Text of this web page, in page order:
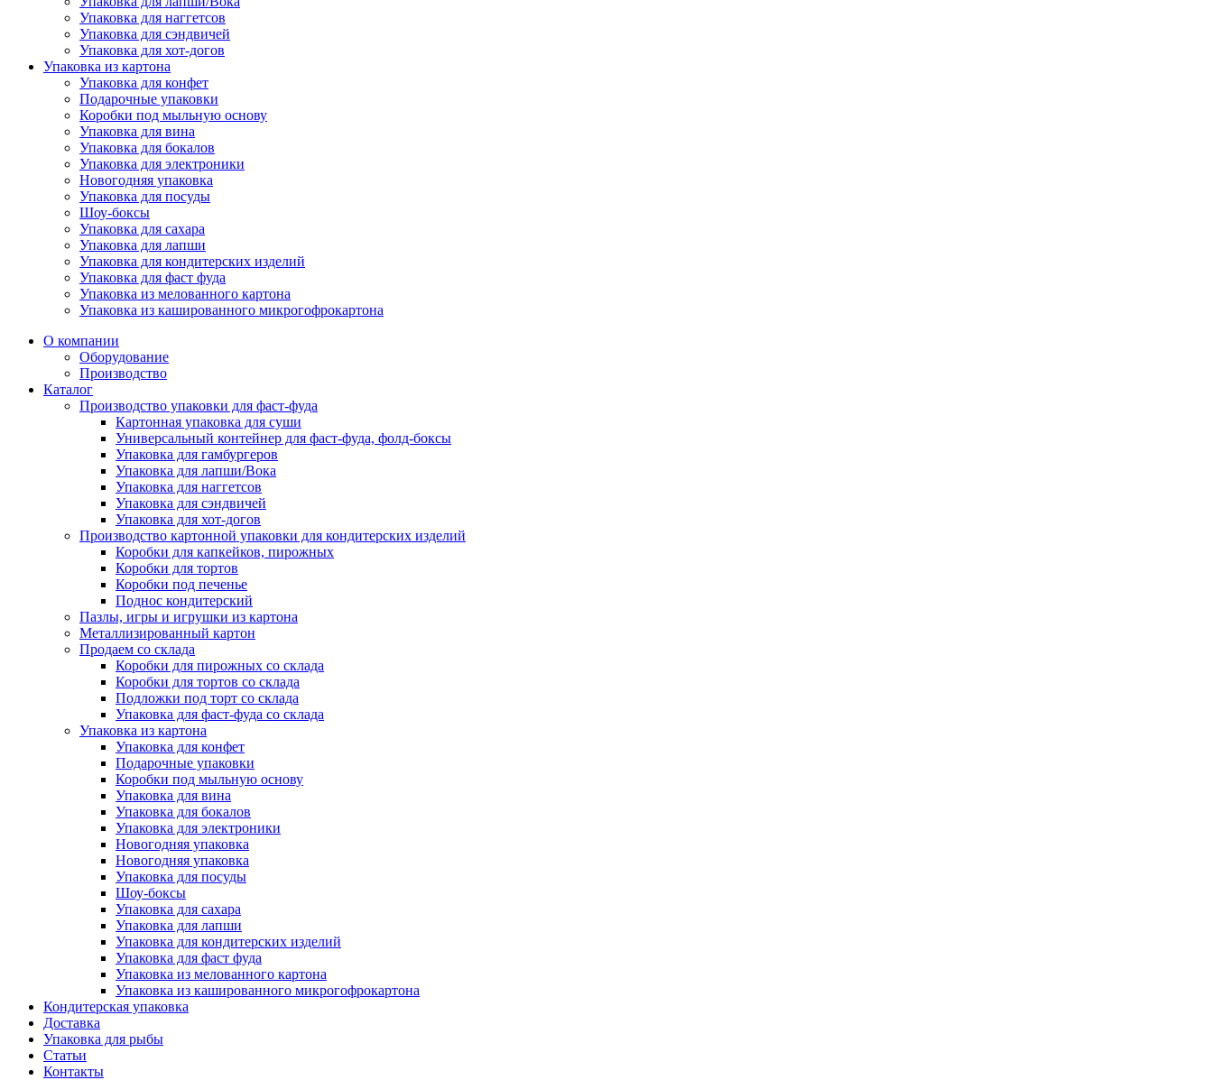
Упаковка для наггетсов
Упаковка для сэндвичей
Упаковка для хот-догов
Упаковка из картона
Упаковка для конфет
Подарочные упаковки
Коробки под мыльную основу
Упаковка для вина
Упаковка для бокалов
Упаковка для электроники
Новогодняя упаковка
Упаковка для посуды
Шоу-боксы
Упаковка для сахара
Упаковка для лапши
Упаковка для кондитерских изделий
Упаковка для фаст фуда
Упаковка из мелованного картона
Упаковка из кашированного микрогофрокартона
О компании
Оборудование
Производство
Каталог
Производство упаковки для фаст-фуда
Картонная упаковка для суши
Универсальный контейнер для фаст-фуда, фолд-боксы
Упаковка для гамбургеров
Упаковка для лапши/Вока
Упаковка для наггетсов
Упаковка для сэндвичей
Упаковка для хот-догов
Производство картонной упаковки для кондитерских изделий
Коробки для капкейков, пирожных
Коробки для тортов
Коробки под печенье
Поднос кондитерский
Пазлы, игры и игрушки из картона
Металлизированный картон
Продаем со склада
Коробки для пирожных со склада
Коробки для тортов со склада
Подложки под торт со склада
Упаковка для фаст-фуда со склада
Упаковка из картона
Упаковка для конфет
Подарочные упаковки
Коробки под мыльную основу
Упаковка для вина
Упаковка для бокалов
Упаковка для электроники
Новогодняя упаковка
Новогодняя упаковка
Упаковка для посуды
Шоу-боксы
Упаковка для сахара
Упаковка для лапши
Упаковка для кондитерских изделий
Упаковка для фаст фуда
Упаковка из мелованного картона
Упаковка из кашированного микрогофрокартона
Кондитерская упаковка
Доставка
Упаковка для рыбы
Статьи
Контакты